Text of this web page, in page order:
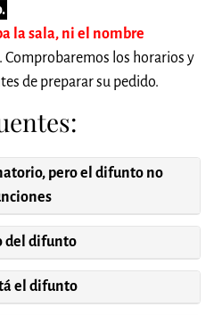
la sala, ni el nombre
. Comprobaremos los horarios y
de preparar su pedido.
pero el difunto no
del difunto
el difunto